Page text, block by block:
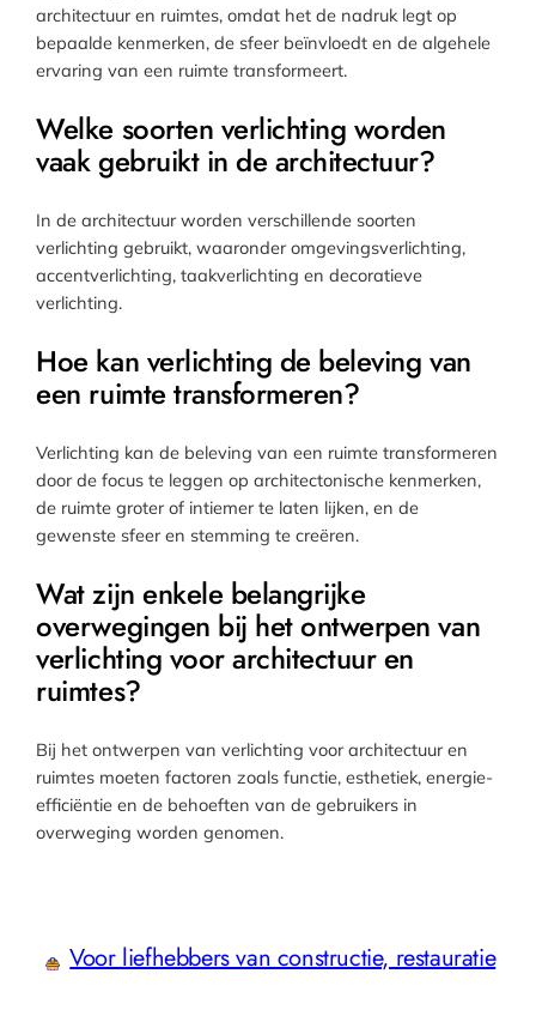
architectuur en ruimtes, omdat het de nadruk legt op
bepaalde kenmerken, de sfeer beïnvloedt en de algehele
ervaring van een ruimte transformeert.
Welke soorten verlichting worden
vaak gebruikt in de architectuur?
In de architectuur worden verschillende soorten
verlichting gebruikt, waaronder omgevingsverlichting,
accentverlichting, taakverlichting en decoratieve
verlichting.
Hoe kan verlichting de beleving van
een ruimte transformeren?
Verlichting kan de beleving van een ruimte transformeren
door de focus te leggen op architectonische kenmerken,
de ruimte groter of intiemer te laten lijken, en de
gewenste sfeer en stemming te creëren.
Wat zijn enkele belangrijke
overwegingen bij het ontwerpen van
verlichting voor architectuur en
ruimtes?
Bij het ontwerpen van verlichting voor architectuur en
ruimtes moeten factoren zoals functie, esthetiek, energie-
efficiëntie en de behoeften van de gebruikers in
overweging worden genomen.
Voor liefhebbers van constructie, restauratie